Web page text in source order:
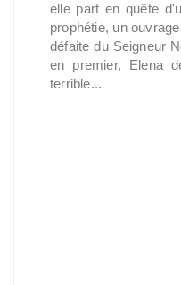
elle part en quête
prophétie, un
défaite du Seigneur
en premier, Elena
terrible...